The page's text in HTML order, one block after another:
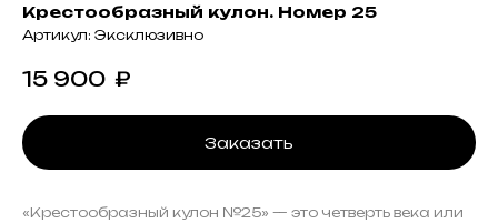
Крестообразный кулон. Номер 25
Артикул: Эксклюзивно
15 900 ₽
Заказать
«Крестообразный кулон №25» — это четверть века или